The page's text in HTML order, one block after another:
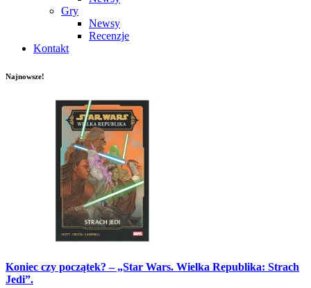
Gry
Newsy
Recenzje
Kontakt
Najnowsze!
Koniec czy początek? – „Star Wars. Wielka Republika: Strach
Jedi”.